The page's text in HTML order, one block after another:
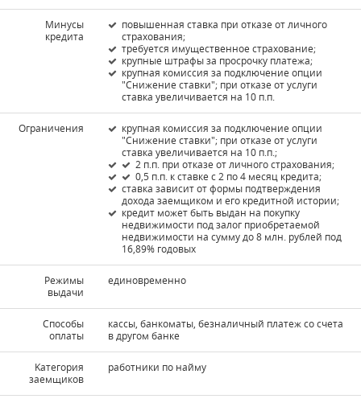
Минусы
кредита
повышенная ставка при отказе от личного
страхования;
требуется имущественное страхование;
крупные штрафы за просрочку платежа;
крупная комиссия за подключение опции
"Снижение ставки"; при отказе от услуги
ставка увеличивается на 10 п.п.
Ограничения
крупная комиссия за подключение опции
"Снижение ставки"; при отказе от услуги
ставка увеличивается на 10 п.п.;
2 п.п. при отказе от личного страхования;
0,5 п.п. к ставке с 2 по 4 месяц кредита;
ставка зависит от формы подтверждения
дохода заемщиком и его кредитной истории;
кредит может быть выдан на покупку
недвижимости под залог приобретаемой
недвижимости на сумму до 8 млн. рублей под
16,89% годовых
Режимы
выдачи
единовременно
Способы
оплаты
кассы, банкоматы, безналичный платеж со счета
в другом банке
Kатегория
заемщиков
работники по найму